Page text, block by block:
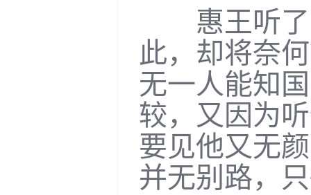
惠王听了
此，却将奈
无一人能知
较，又因为
要见他又无
并无别路，